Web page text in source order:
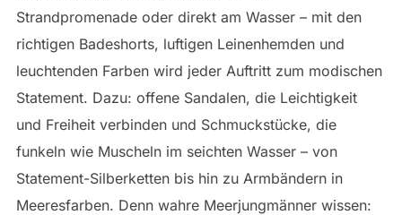
Strandpromenade oder direkt am Wasser – mit den
richtigen Badeshorts, luftigen Leinenhemden und
leuchtenden Farben wird jeder Auftritt zum modischen
Statement. Dazu: offene Sandalen, die Leichtigkeit
und Freiheit verbinden und Schmuckstücke, die
funkeln wie Muscheln im seichten Wasser – von
Statement-Silberketten bis hin zu Armbändern in
Meeresfarben. Denn wahre Meerjungmänner wissen: